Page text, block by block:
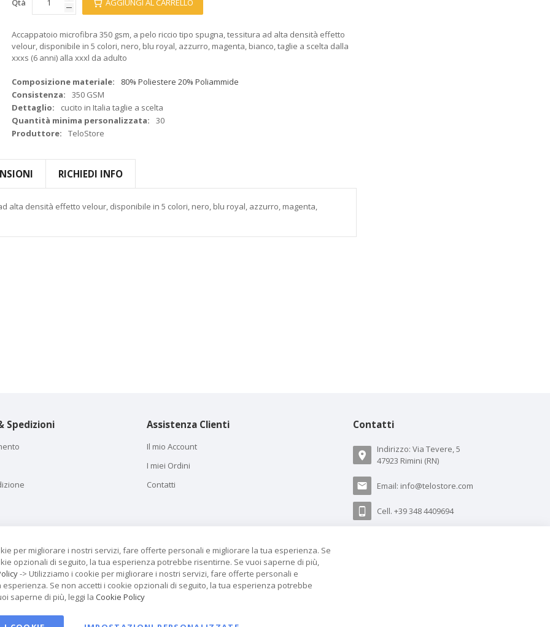
Qtà AGGIUNGI AL CARRELLO
Accappatoio microfibra 350 gsm, a pelo riccio tipo spugna, tessitura ad alta densità effetto
velour, disponibile in 5 colori, nero, blu royal, azzurro, magenta, bianco, taglie a scelta dalla
xxxs (6 anni) alla xxxl da adulto
Composizione materiale:
80% Poliestere 20% Poliammide
Consistenza:
350 GSM
Dettaglio:
cucito in Italia taglie a scelta
Quantità minima personalizzata:
30
Produttore:
TeloStore
RICHIEDI INFO
alta densità effetto velour, disponibile in 5 colori, nero, blu royal, azzurro, magenta,
Spedizioni Assistenza Clienti
Il mio Account
I miei Ordini
Contatti
Contatti
Indirizzo: Via Tevere, 5
47923 Rimini (RN)
Email: info@telostore.com
Cell. +39 348 4409694
per migliorare i nostri servizi, fare offerte personali e migliorare la tua esperienza. Se
opzionali di seguito, la tua esperienza potrebbe risentirne. Se vuoi saperne di più,
-> Utilizziamo i cookie per migliorare i nostri servizi, fare offerte personali e
esperienza. Se non accetti i cookie opzionali di seguito, la tua esperienza potrebbe
saperne di più, leggi la Cookie Policy